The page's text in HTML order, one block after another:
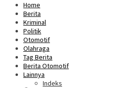
Home
Berita
Kriminal
Politik
Otomotif
Olahraga
Tag Berita
Berita Otomotif
Lainnya
Indeks